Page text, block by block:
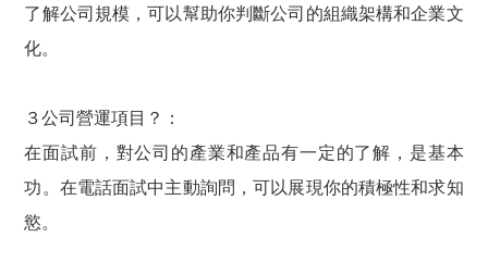
了解公司規模，可以幫助你判斷公司的組織架構和企業文
化。
３公司營運項目？：
在面試前，對公司的產業和產品有一定的了解，是基本
功。在電話面試中主動詢問，可以展現你的積極性和求知
慾。